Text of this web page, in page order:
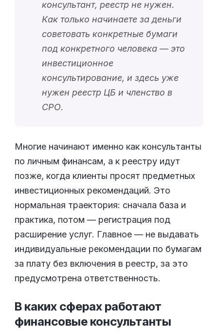
консультант, реестр не нужен.
Как только начинаете за деньги
советовать конкретные бумаги
под конкретного человека — это
инвестиционное
консультирование, и здесь уже
нужен реестр ЦБ и членство в
СРО.
Многие начинают именно как консультанты
по личным финансам, а к реестру идут
позже, когда клиенты просят предметных
инвестиционных рекомендаций. Это
нормальная траектория: сначала база и
практика, потом — регистрация под
расширение услуг. Главное — не выдавать
индивидуальные рекомендации по бумагам
за плату без включения в реестр, за это
предусмотрена ответственность.
В каких сферах работают
финансовые консультанты